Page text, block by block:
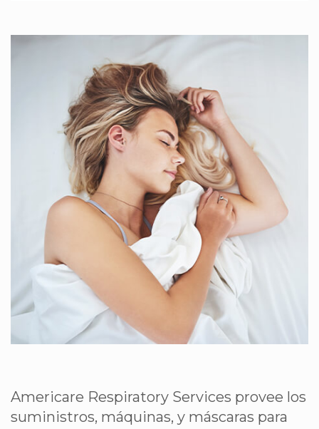
Americare Respiratory Services provee los
suministros, máquinas, y máscaras para